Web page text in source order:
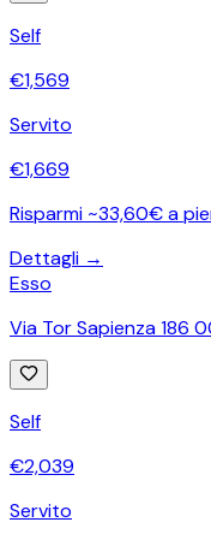
Self
€1,569
Servito
€1,669
Risparmi ~33,60€ a
Dettagli →
Esso
Via Tor Sapienza 186
Self
€2,039
Servito